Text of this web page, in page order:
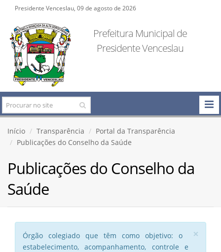
Presidente Venceslau, 09 de agosto de 2026
Prefeitura Municipal de
Presidente Venceslau
Início Transparência
Portal da Transparência
Publicações do Conselho da Saúde
Publicações do Conselho da
Saúde
×
Órgão colegiado que têm como objetivo: o
estabelecimento, acompanhamento, controle e